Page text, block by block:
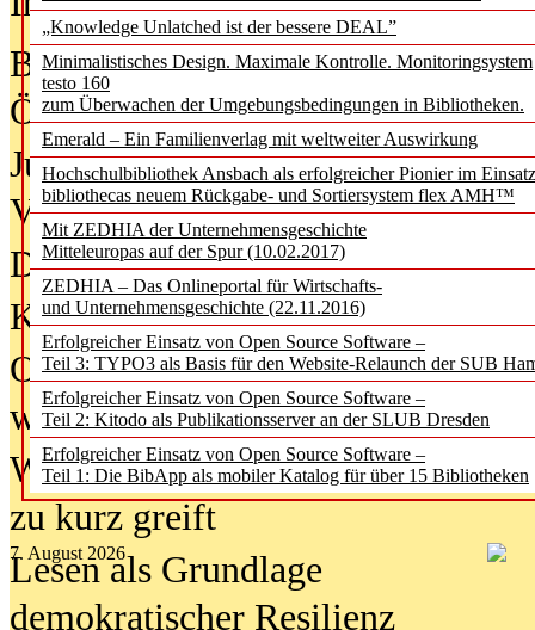
„Knowledge Unlatched ist der bessere DEAL”
Minimalistisches Design. Maximale Kontrolle. Monitoringsystem
testo 160
zum Überwachen der Umgebungsbedingungen in Bibliotheken.
Emerald – Ein Familienverlag mit weltweiter Auswirkung
Hochschulbibliothek Ansbach als erfolgreicher Pionier im
bibliothecas neuem Rückgabe- und Sortiersystem flex AMH™
Mit ZEDHIA der Unternehmensgeschichte
Mitteleuropas auf der Spur (10.02.2017)
ZEDHIA – Das Onlineportal für Wirtschafts-
und Unternehmensgeschichte (22.11.2016)
Erfolgreicher Einsatz von Open Source Software –
Teil 3: TYPO3 als Basis für den Website-Relaunch der SUB
Erfolgreicher Einsatz von Open Source Software –
Teil 2: Kitodo als Publikationsserver an der SLUB Dresden
Erfolgreicher Einsatz von Open Source Software –
Teil 1: Die BibApp als mobiler Katalog für über 15 Bibliotheken
7. August 2026
Bürgerforum fordert mehr
Öffentlichkeit
Jugendliche wollen besseren
Verbote
Digitale Langzeit­archi­vierung
KI-Chatbots werden Teil der
Offene Infrastrukturen für
wissenschaftliche
Warum die Debatte über KI-Texte
zu kurz greift
Lesen als Grundlage
demokratischer Resilienz